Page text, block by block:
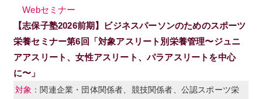
Webセミナー
【志保子塾2026前期】ビジネスパーソンのためのスポーツ
栄養セミナー第6回「対象アスリート別栄養管理〜ジュニ
アアスリート、女性アスリート、パラアスリートを中心
に〜」
関連企業・団体関係者、競技関係者、公認スポーツ栄